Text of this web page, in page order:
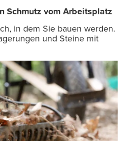
Schmutz vom Arbeitsplatz
in dem Sie bauen werden.
und Steine mit